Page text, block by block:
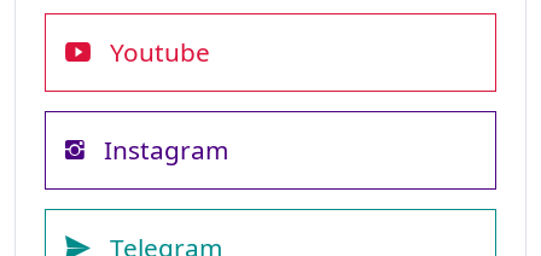
Youtube
Instagram
Telegram